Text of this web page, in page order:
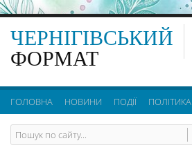
ЧЕРНІГІВСЬКИЙ
ФОРМАТ
ГОЛОВНА НОВИНИ ПОДІЇ ПОЛІТИКА